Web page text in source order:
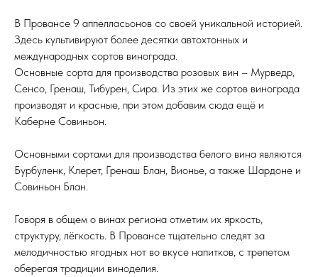
В Провансе 9 аппелласьонов со своей уникальной историей.
Здесь культивируют более десятки автохтонных и
международных сортов винограда.
Основные сорта для производства розовых вин – Мурведр,
Сенсо, Гренаш, Тибурен, Сира. Из этих же сортов винограда
производят и красные, при этом добавим сюда ещё и
Каберне Совиньон.
Основными сортами для производства белого вина являются
Бурбуленк, Клерет, Гренаш Блан, Вионье, а также Шардоне и
Совиньон Блан.
Говоря в общем о винах региона отметим их яркость,
структуру, лёгкость. В Провансе тщательно следят за
мелодичностью ягодных нот во вкусе напитков, с трепетом
оберегая традиции виноделия.